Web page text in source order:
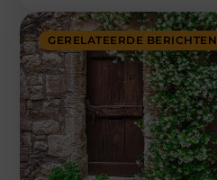
GERELATEERDE BERICHTEN